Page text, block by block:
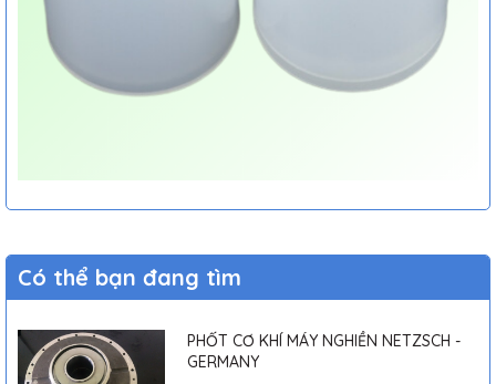
Có thể bạn đang tìm
PHỐT CƠ KHÍ MÁY NGHIỀN NETZSCH -
GERMANY